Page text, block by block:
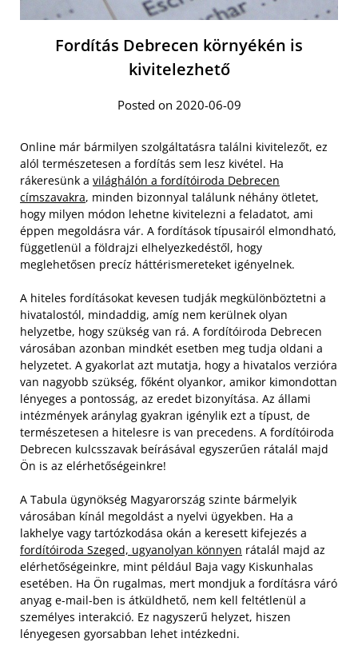
Fordítás Debrecen környékén is
kivitelezhető
Posted on 2020-06-09
Online már bármilyen szolgáltatásra találni kivitelezőt, ez
alól természetesen a fordítás sem lesz kivétel. Ha
rákeresünk a világhálón a fordítóiroda Debrecen
címszavakra, minden bizonnyal találunk néhány ötletet,
hogy milyen módon lehetne kivitelezni a feladatot, ami
éppen megoldásra vár. A fordítások típusairól elmondható,
függetlenül a földrajzi elhelyezkedéstől, hogy
meglehetősen precíz háttérismereteket igényelnek.
A hiteles fordításokat kevesen tudják megkülönböztetni a
hivatalostól, mindaddig, amíg nem kerülnek olyan
helyzetbe, hogy szükség van rá. A fordítóiroda Debrecen
városában azonban mindkét esetben meg tudja oldani a
helyzetet. A gyakorlat azt mutatja, hogy a hivatalos verzióra
van nagyobb szükség, főként olyankor, amikor kimondottan
lényeges a pontosság, az eredet bizonyítása. Az állami
intézmények aránylag gyakran igénylik ezt a típust, de
természetesen a hitelesre is van precedens. A fordítóiroda
Debrecen kulcsszavak beírásával egyszerűen rátalál majd
Ön is az elérhetőségeinkre!
A Tabula ügynökség Magyarország szinte bármelyik
városában kínál megoldást a nyelvi ügyekben. Ha a
lakhelye vagy tartózkodása okán a keresett kifejezés a
fordítóiroda Szeged, ugyanolyan könnyen rátalál majd az
elérhetőségeinkre, mint például Baja vagy Kiskunhalas
esetében. Ha Ön rugalmas, mert mondjuk a fordításra váró
anyag e-mail-ben is átküldhető, nem kell feltétlenül a
személyes interakció. Ez nagyszerű helyzet, hiszen
lényegesen gyorsabban lehet intézkedni.